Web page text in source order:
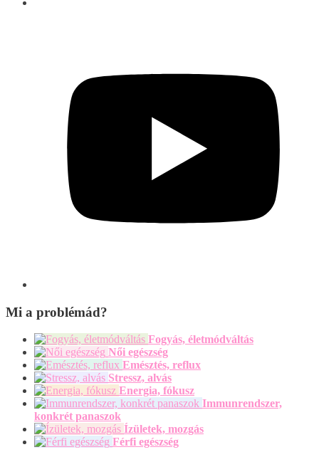
Mi a problémád?
Fogyás, életmódváltás
Női egészség
Emésztés, reflux
Stressz, alvás
Energia, fókusz
Immunrendszer,
konkrét panaszok
Ízületek, mozgás
Férfi egészség